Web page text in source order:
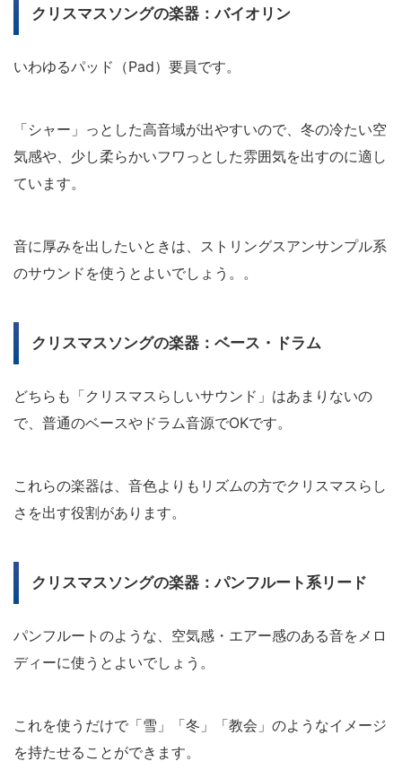
クリスマスソングの楽器：バイオリン
いわゆるパッド（Pad）要員です。
「シャー」っとした高音域が出やすいので、冬の冷たい空
気感や、少し柔らかいフワっとした雰囲気を出すのに適し
ています。
音に厚みを出したいときは、ストリングスアンサンプル系
のサウンドを使うとよいでしょう。。
クリスマスソングの楽器：ベース・ドラム
どちらも「クリスマスらしいサウンド」はあまりないの
で、普通のベースやドラム音源でOKです。
これらの楽器は、音色よりもリズムの方でクリスマスらし
さを出す役割があります。
クリスマスソングの楽器：パンフルート系リード
パンフルートのような、空気感・エアー感のある音をメロ
ディーに使うとよいでしょう。
これを使うだけで「雪」「冬」「教会」のようなイメージ
を持たせることができます。